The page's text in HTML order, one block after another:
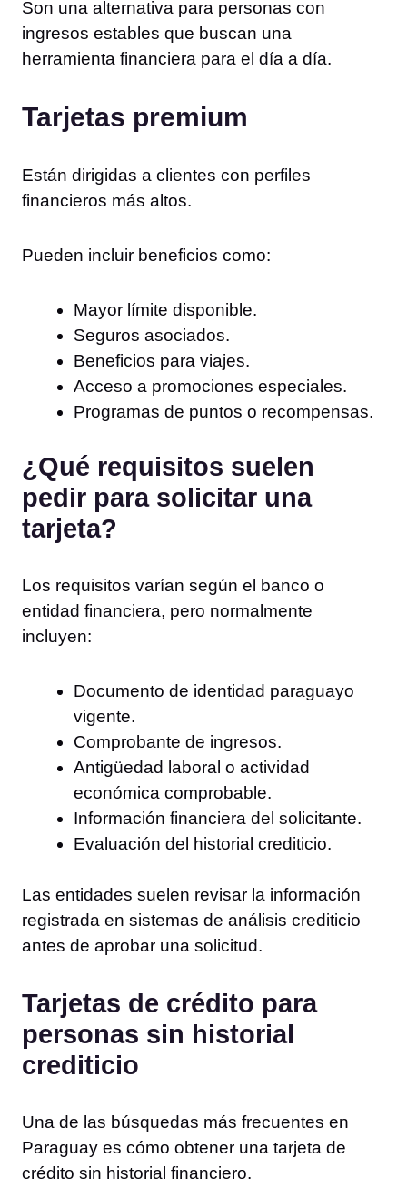
Son una alternativa para personas con
ingresos estables que buscan una
herramienta financiera para el día a día.
Tarjetas premium
Están dirigidas a clientes con perfiles
financieros más altos.
Pueden incluir beneficios como:
Mayor límite disponible.
Seguros asociados.
Beneficios para viajes.
Acceso a promociones especiales.
Programas de puntos o recompensas.
¿Qué requisitos suelen
pedir para solicitar una
tarjeta?
Los requisitos varían según el banco o
entidad financiera, pero normalmente
incluyen:
Documento de identidad paraguayo
vigente.
Comprobante de ingresos.
Antigüedad laboral o actividad
económica comprobable.
Información financiera del solicitante.
Evaluación del historial crediticio.
Las entidades suelen revisar la información
registrada en sistemas de análisis crediticio
antes de aprobar una solicitud.
Tarjetas de crédito para
personas sin historial
crediticio
Una de las búsquedas más frecuentes en
Paraguay es cómo obtener una tarjeta de
crédito sin historial financiero.